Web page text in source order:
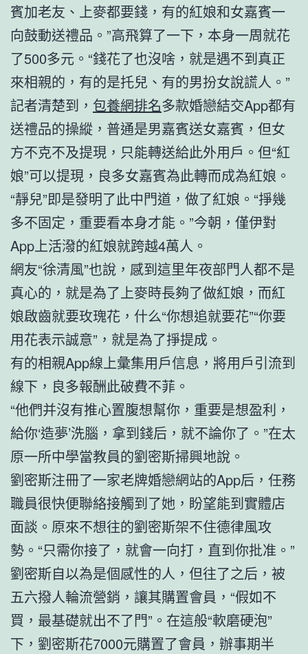
賓加老友、上麥都要錢，有的紅娘和女嘉賓一
向鼓動送禮品。”高飛算了一下，本身一周就花
了500多元。“錢花了也沒啥，就是遇不到真正
來相親的，有的是托兒、有的男扮女說謊人。”
記者清楚到， 包養網排名多款婚戀結交App都有
送禮品的操縱，普通是男嘉賓送女嘉賓，但女
方不克不及提現，只能轉送給此外用戶。但“紅
娘”可以提現，良多女嘉賓為此轉而成為紅娘。
“靜兒”即是發明了此中門道，做了紅娘。“掙幾
多不固定，重要看本身才能。”今朝，僅伊對
App上活潑的紅娘就跨越4萬人。
網友“徐清風”也說，感到這里年夜部門人都不是
真心的，就是為了上麥時長夠了做紅娘，而紅
娘啟齒就要玫瑰花，什么“你想追就要花”“你要
用花表示誠意”，就是為了掙提成。
有的相親App線上彙集用戶信息，將用戶引流到
線下，良多報酬此破費不菲。
“他們并沒有推心置腹想幫你，重要是想盈利，
給你‘造夢’洗腦，拿到錢后，就不論你了。”在太
原一所中學當教員的劉密斯掃興地說。
劉密斯注冊了一家老牌婚戀網站的App后，任務
職員很快便聯絡接觸到了她，盼望能到實體店
面談。原來不想往的劉密斯架不住德律風攻
勢。“只需你接了，就會一向打，直到你批准。”
劉密斯自以為是個感性的人，但往了之后，被
五六撥人輪流營銷，讓其購置會員，“假如不
買，最基礎就出不了門”。在這般“軟磨硬泡”
下，劉密斯花7000元購置了會員，辦事期半